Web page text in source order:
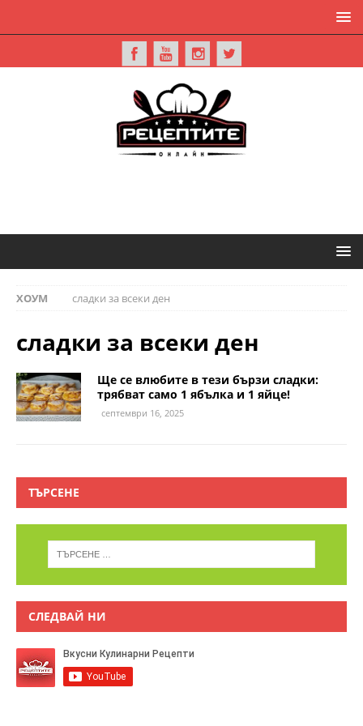
ХОУМ сладки за всеки ден
сладки за всеки ден
Ще се влюбите в тези бързи сладки:
трябват само 1 ябълка и 1 яйце!
септември 16, 2025
ТЪРСЕНЕ
СЛЕДВАЙ НИ